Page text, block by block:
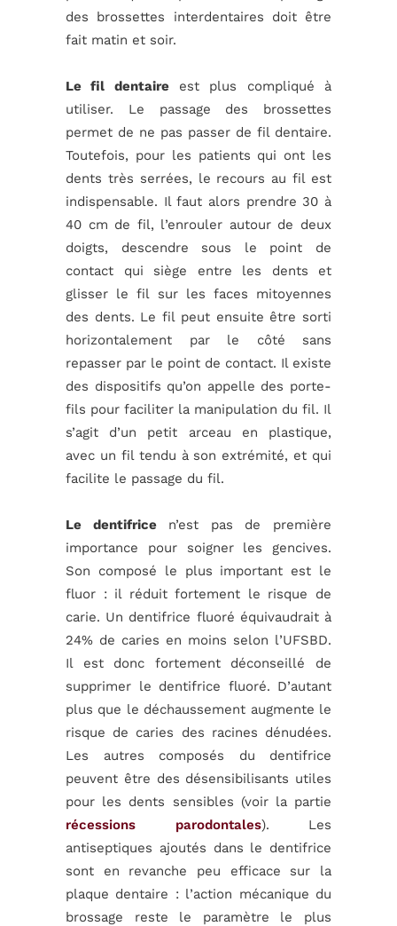
des brossettes interdentaires doit être
fait matin et soir.
Le fil dentaireest plus compliqué à
utiliser. Le passage des brossettes
permet de ne pas passer de fil dentaire.
Toutefois, pour les patients qui ont les
dents très serrées, le recours au fil est
indispensable. Il faut alors prendre 30 à
40 cm de fil, l’enrouler autour de deux
doigts, descendre sous le point de
contact qui siège entre les dents et
glisser le fil sur les faces mitoyennes
des dents. Le fil peut ensuite être sorti
horizontalement par le côté sans
repasser par le point de contact. Il existe
des dispositifs qu’on appelle des porte-
fils pour faciliter la manipulation du fil. Il
s’agit d’un petit arceau en plastique,
avec un fil tendu à son extrémité, et qui
facilite le passage du fil.
Le dentifricen’est pas de première
importance pour soigner les gencives.
Son composé le plus important est le
fluor : il réduit fortement le risque de
carie. Un dentifrice fluoré équivaudrait à
24% de caries en moins selon l’UFSBD.
Il est donc fortement déconseillé de
supprimer le dentifrice fluoré. D’autant
plus que le déchaussement augmente le
risque de caries des racines dénudées.
Les autres composés du dentifrice
peuvent être des désensibilisants utiles
pour les dents sensibles (voir la partie
récessions parodontales). Les
antiseptiques ajoutés dans le dentifrice
sont en revanche peu efficace sur la
plaque dentaire : l’action mécanique du
brossage reste le paramètre le plus